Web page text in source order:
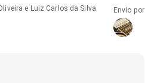
e Luiz Carlos da Silva
Envio por